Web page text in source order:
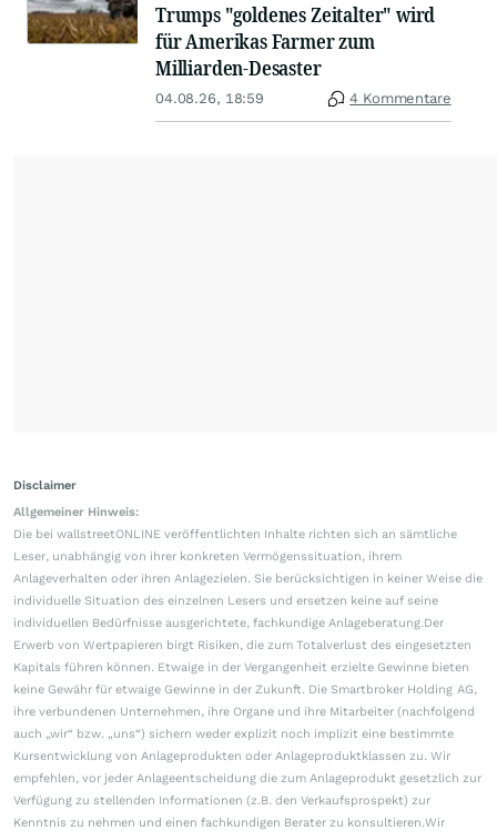
Trumps "goldenes Zeitalter" wird
für Amerikas Farmer zum
Milliarden-Desaster
04.08.26, 18:59 4 Kommentare
Disclaimer
Allgemeiner Hinweis:
Die bei wallstreetONLINE veröffentlichten Inhalte richten sich an sämtliche
Leser, unabhängig von ihrer konkreten Vermögenssituation, ihrem
Anlageverhalten oder ihren Anlagezielen. Sie berücksichtigen in keiner Weise die
individuelle Situation des einzelnen Lesers und ersetzen keine auf seine
individuellen Bedürfnisse ausgerichtete, fachkundige Anlageberatung.Der
Erwerb von Wertpapieren birgt Risiken, die zum Totalverlust des eingesetzten
Kapitals führen können. Etwaige in der Vergangenheit erzielte Gewinne bieten
keine Gewähr für etwaige Gewinne in der Zukunft. Die Smartbroker Holding AG,
ihre verbundenen Unternehmen, ihre Organe und ihre Mitarbeiter (nachfolgend
auch „wir“ bzw. „uns“) sichern weder explizit noch implizit eine bestimmte
Kursentwicklung von Anlageprodukten oder Anlageproduktklassen zu. Wir
empfehlen, vor jeder Anlageentscheidung die zum Anlageprodukt gesetzlich zur
Verfügung zu stellenden Informationen (z.B. den Verkaufsprospekt) zur
Kenntnis zu nehmen und einen fachkundigen Berater zu konsultieren.Wir